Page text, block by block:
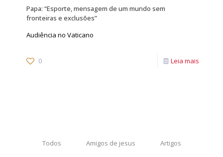
Papa: “Esporte, mensagem de um mundo sem
fronteiras e exclusões”
Audiência no Vaticano
0 Leia mais
Todos Amigos de jesus Artigos